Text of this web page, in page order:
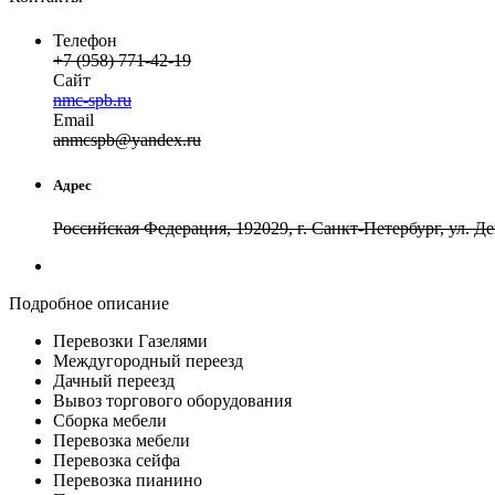
Телефон
+7 (958) 771-42-19
Сайт
nmc-spb.ru
Email
anmcspb@yandex.ru
Адрес
Российская Федерация, 192029, г. Санкт-Петербург, ул.
Подробное описание
Перевозки Газелями
Междугородный переезд
Дачный переезд
Вывоз торгового оборудования
Сборка мебели
Перевозка мебели
Перевозка сейфа
Перевозка пианино